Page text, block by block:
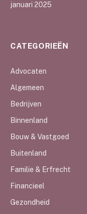
januari 2025
CATEGORIEËN
Advocaten
Algemeen
Bedrijven
Binnenland
Bouw & Vastgoed
Buitenland
Familie & Erfrecht
Financieel
Gezondheid